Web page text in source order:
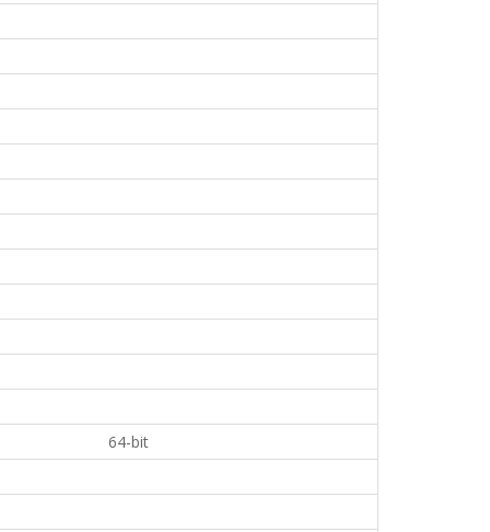
64-bit